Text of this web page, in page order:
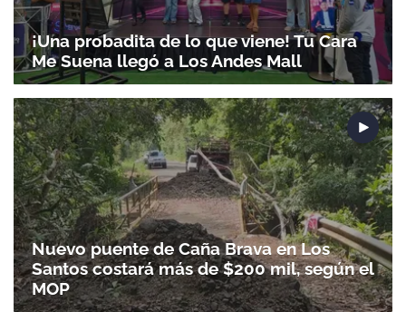
¡Una probadita de lo que viene! Tu Cara
Me Suena llegó a Los Andes Mall
Nuevo puente de Caña Brava en Los
Santos costará más de $200 mil, según el
MOP